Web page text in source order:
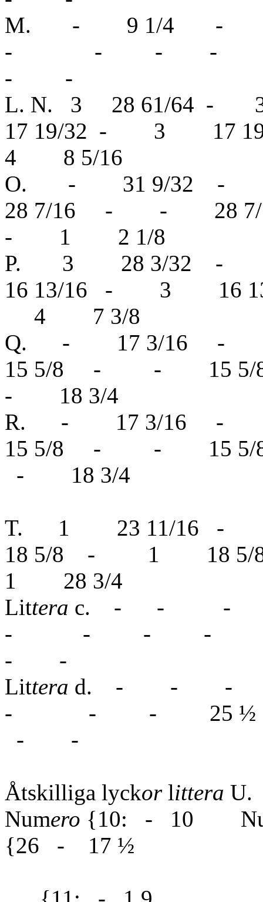
M. - 9 1/
- - -
- -
L. N. 3 28 61/
17 19/32 - 3 17
4 8 5/16
O. - 31 9/
28 7/16 - - 28
- 1 2 1/8
P. 3 28 3/32
16 13/16 - 3 16
4 7 3/8
Q. - 17 3/
15 5/8 - -
- 18 3/4
R. - 17 3/
15 5/8 - -
- 18 3/4
T. 1 23 11/
18 5/8 - 1
1 28 3/4
Littera c. - -
- - -
- -
Littera d. -
- - -
- -
Åtskilliga lyckor littera
Numero {10: - 10
{26 - 17 ½